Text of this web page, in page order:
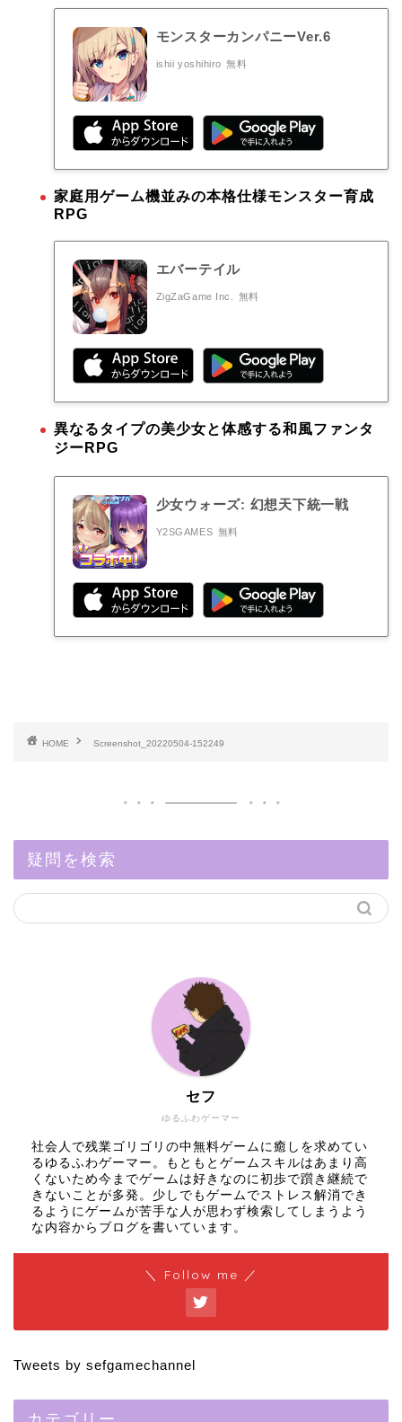
モンスターカンパニーVer.6
ishii yoshihiro 無料
家庭用ゲーム機並みの本格仕様モンスター育成
RPG
エバーテイル
ZigZaGame Inc. 無料
異なるタイプの美少女と体感する和風ファンタ
ジーRPG
少女ウォーズ: 幻想天下統一戦
Y2SGAMES 無料
HOME Screenshot_20220504-152249
疑問を検索
ゆるふわゲーマー
セフ
社会人で残業ゴリゴリの中無料ゲームに癒しを求めてい
るゆるふわゲーマー。もともとゲームスキルはあまり高
くないため今までゲームは好きなのに初歩で躓き継続で
きないことが多発。少しでもゲームでストレス解消でき
るようにゲームが苦手な人が思わず検索してしまうよう
な内容からブログを書いています。
＼ Follow me ／
Tweets by sefgamechannel